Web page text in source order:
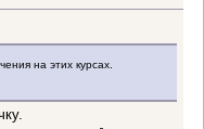
на этих курсах.